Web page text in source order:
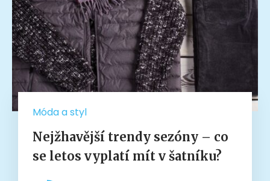
Móda a styl
Nejžhavější trendy sezóny – co
se letos vyplatí mít v šatníku?